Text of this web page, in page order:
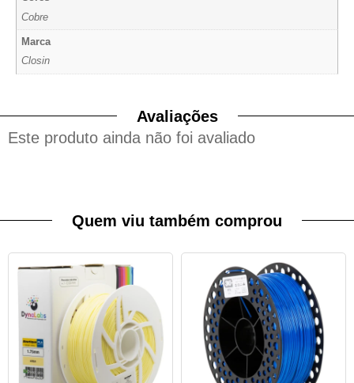
Cobre
Marca
Closin
Avaliações
Este produto ainda não foi avaliado
Quem viu também comprou